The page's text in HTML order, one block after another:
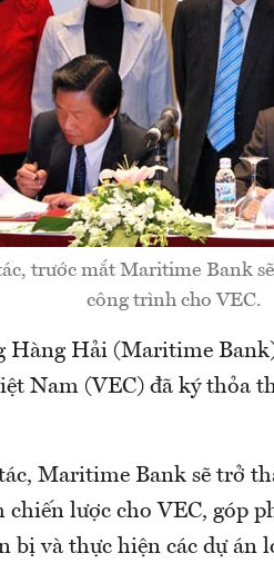
trước mắt Maritime Bank
công trình cho VEC.
Hàng Hải (Maritime
Nam (VEC) đã ký thỏa
Maritime Bank sẽ trở
chiến lược cho VEC, góp
bị và thực hiện các dự án